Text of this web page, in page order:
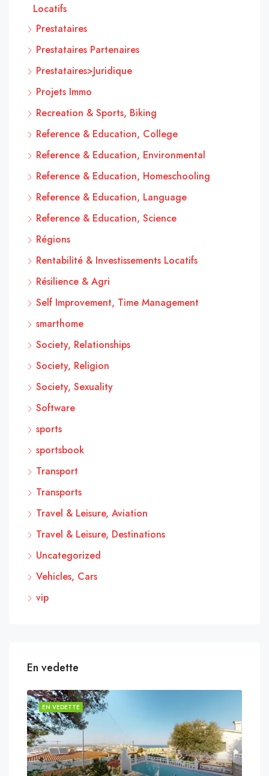
Locatifs
Prestataires
Prestataires Partenaires
Prestataires>Juridique
Projets Immo
Recreation & Sports, Biking
Reference & Education, College
Reference & Education, Environmental
Reference & Education, Homeschooling
Reference & Education, Language
Reference & Education, Science
Régions
Rentabilité & Investissements Locatifs
Résilience & Agri
Self Improvement, Time Management
smarthome
Society, Relationships
Society, Religion
Society, Sexuality
Software
sports
sportsbook
Transport
Transports
Travel & Leisure, Aviation
Travel & Leisure, Destinations
Uncategorized
Vehicles, Cars
vip
En vedette
EN VEDETTE